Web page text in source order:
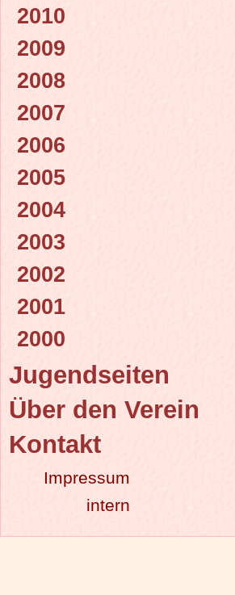
2010
2009
2008
2007
2006
2005
2004
2003
2002
2001
2000
Jugendseiten
Über den Verein
Kontakt
Impressum
intern